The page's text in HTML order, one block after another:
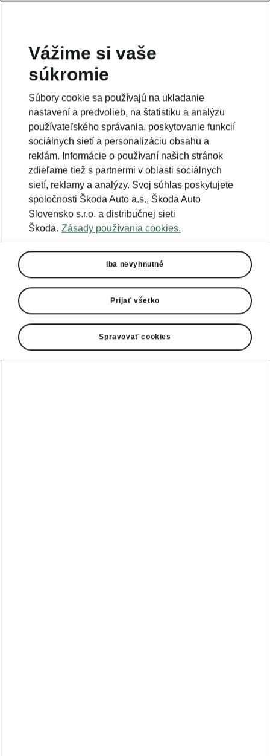
Vážime si vaše
súkromie
Súbory cookie sa používajú na ukladanie
nastavení a predvolieb, na štatistiku a analýzu
používateľského správania, poskytovanie funkcií
sociálnych sietí a personalizáciu obsahu a
reklám. Informácie o používaní našich stránok
zdieľame tiež s partnermi v oblasti sociálnych
sietí, reklamy a analýzy. Svoj súhlas poskytujete
spoločnosti Škoda Auto a.s., Škoda Auto
Slovensko s.r.o. a distribučnej sieti
Škoda. Zásady používania cookies.
Iba nevyhnutné
Prijať všetko
Spravovať cookies